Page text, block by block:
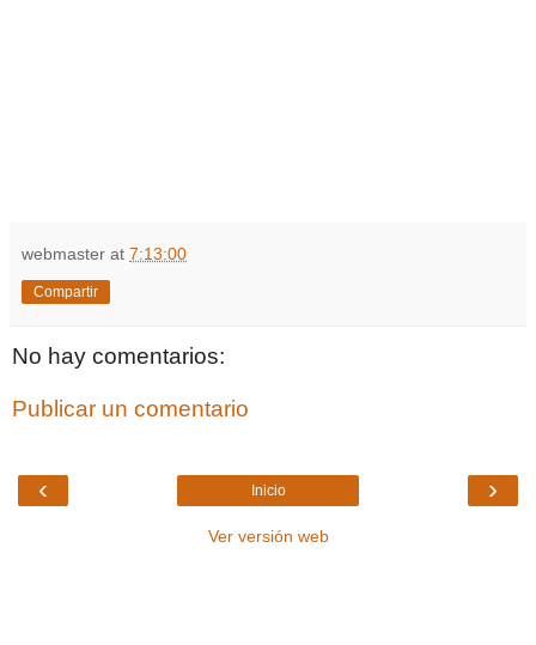
webmaster at 7:13:00
Compartir
No hay comentarios:
Publicar un comentario
‹ ›
Inicio
Ver versión web